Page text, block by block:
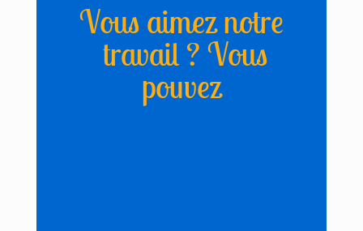
Vous aimez notre
travail ? Vous
pouvez